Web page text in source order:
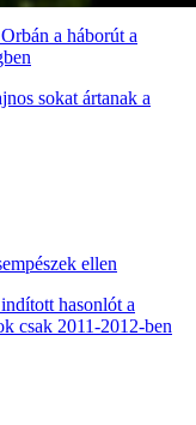
a háborút a
sokat ártanak a
ellen
hasonlót a
csak 2011-2012-ben